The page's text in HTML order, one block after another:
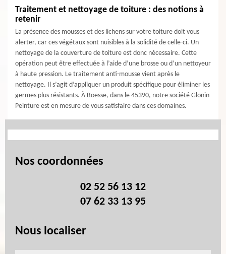
Traitement et nettoyage de toiture : des notions à
retenir
La présence des mousses et des lichens sur votre toiture doit vous
alerter, car ces végétaux sont nuisibles à la solidité de celle-ci. Un
nettoyage de la couverture de toiture est donc nécessaire. Cette
opération peut être effectuée à l’aide d’une brosse ou d’un nettoyeur
à haute pression. Le traitement anti-mousse vient après le
nettoyage. Il s’agit d’appliquer un produit spécifique pour éliminer les
germes plus résistants. À Boesse, dans le 45390, notre société Glonin
Peinture est en mesure de vous satisfaire dans ces domaines.
Nos coordonnées
02 52 56 13 12
07 62 33 13 95
Nous localiser